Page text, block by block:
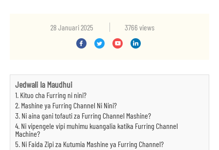
28 Januari 2025 3766 views
Jedwali la Maudhui
1. Kituo cha Furring ni nini?
2. Mashine ya Furring Channel Ni Nini?
3. Ni aina gani tofauti za Furring Channel Mashine?
4. Ni vipengele vipi muhimu kuangalia katika Furring Channel
Machine?
5. Ni Faida Zipi za Kutumia Mashine ya Furring Channel?